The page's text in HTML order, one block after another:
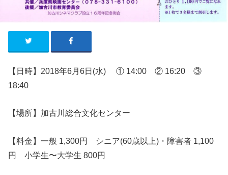
【日時】 2018年6月6日(水) ① 14:00 ② 16:20 ③
18:40
【場所】加古川総合文化センター
【料金】一般 1,300円 シニア(60歳以上)・障害者 1,100
円 小学生〜大学生 800円